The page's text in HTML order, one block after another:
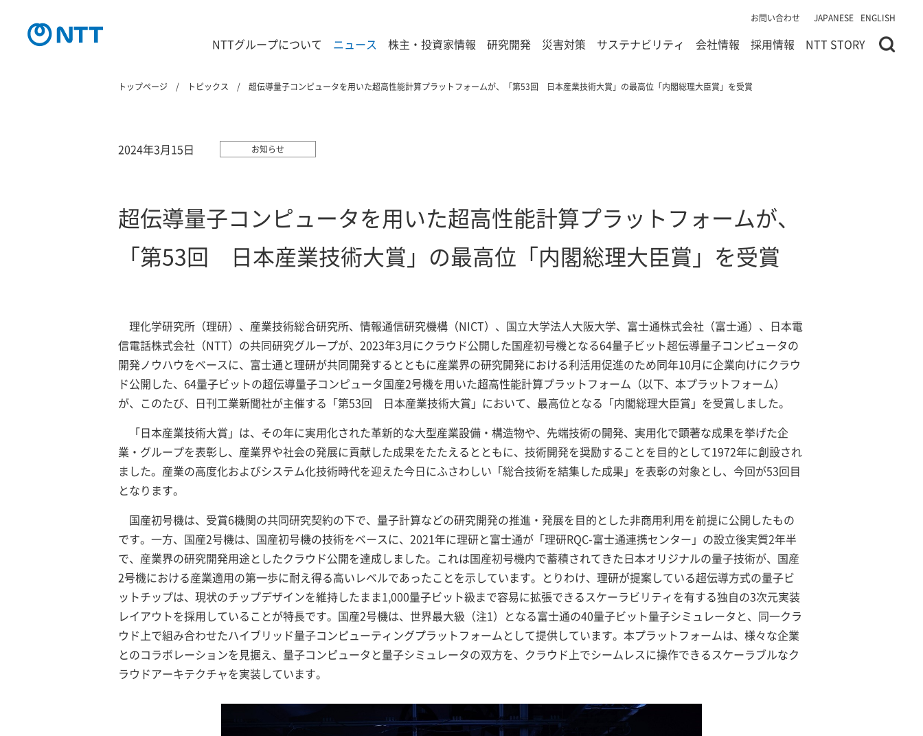
お問い合わせ JAPANESE ENGLISH
NTTグループについて ニュース 株主・投資家情報 研究開発 災害対策 サステナビリティ 会社情報 採用情報 NTT STORY
トップページ トピックス 超伝導量子コンピュータを用いた超高性能計算プラットフォームが、「第53回 日本産業技術大賞」の最高位「内閣総理大臣賞」を受賞
2024年3月15日 お知らせ
超伝導量子コンピュータを用いた超高性能計算プラットフォームが、
「第53回 日本産業技術大賞」の最高位「内閣総理大臣賞」を受賞
理化学研究所（理研）、産業技術総合研究所、情報通信研究機構（NICT）、国立大学法人大阪大学、富士通株式会社（富士通）、日本電
信電話株式会社（NTT）の共同研究グループが、2023年3月にクラウド公開した国産初号機となる64量子ビット超伝導量子コンピュータの
開発ノウハウをベースに、富士通と理研が共同開発するとともに産業界の研究開発における利活用促進のため同年10月に企業向けにクラウ
ド公開した、64量子ビットの超伝導量子コンピュータ国産2号機を用いた超高性能計算プラットフォーム（以下、本プラットフォーム）
が、このたび、日刊工業新聞社が主催する「第53回 日本産業技術大賞」において、最高位となる「内閣総理大臣賞」を受賞しました。
「日本産業技術大賞」は、その年に実用化された革新的な大型産業設備・構造物や、先端技術の開発、実用化で顕著な成果を挙げた企
業・グループを表彰し、産業界や社会の発展に貢献した成果をたたえるとともに、技術開発を奨励することを目的として1972年に創設され
ました。産業の高度化およびシステム化技術時代を迎えた今日にふさわしい「総合技術を結集した成果」を表彰の対象とし、今回が53回目
となります。
国産初号機は、受賞6機関の共同研究契約の下で、量子計算などの研究開発の推進・発展を目的とした非商用利用を前提に公開したもの
です。一方、国産2号機は、国産初号機の技術をベースに、2021年に理研と富士通が「理研RQC-富士通連携センター」の設立後実質2年半
で、産業界の研究開発用途としたクラウド公開を達成しました。これは国産初号機内で蓄積されてきた日本オリジナルの量子技術が、国産
2号機における産業適用の第一歩に耐え得る高いレベルであったことを示しています。とりわけ、理研が提案している超伝導方式の量子ビ
ットチップは、現状のチップデザインを維持したまま1,000量子ビット級まで容易に拡張できるスケーラビリティを有する独自の3次元実装
レイアウトを採用していることが特長です。国産2号機は、世界最大級（注1）となる富士通の40量子ビット量子シミュレータと、同一クラ
ウド上で組み合わせたハイブリッド量子コンピューティングプラットフォームとして提供しています。本プラットフォームは、様々な企業
とのコラボレーションを見据え、量子コンピュータと量子シミュレータの双方を、クラウド上でシームレスに操作できるスケーラブルなク
ラウドアーキテクチャを実装しています。